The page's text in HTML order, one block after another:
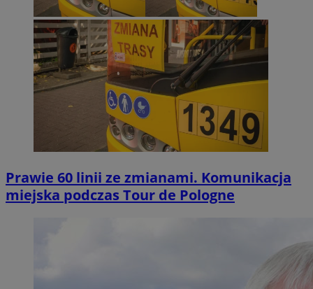
Prawie 60 linii ze zmianami. Komunikacja
miejska podczas Tour de Pologne